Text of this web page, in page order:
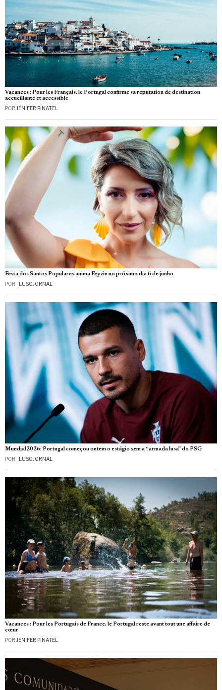
Vacances : Pour les Français, le Portugal confirme sa réputation de destination
accueillante et accessible
POR JENIFER PINATEL
Festa dos Santos Populares anima Feyzin no próximo dia 6 de junho
POR _LUSOJORNAL
Mundial2026: Portugal começou ontem o estágio sem a “armada lusa” do PSG
POR _LUSOJORNAL
Vacances : Pour les Portugais de France, le Portugal reste avant tout une affaire de
cœur
POR JENIFER PINATEL